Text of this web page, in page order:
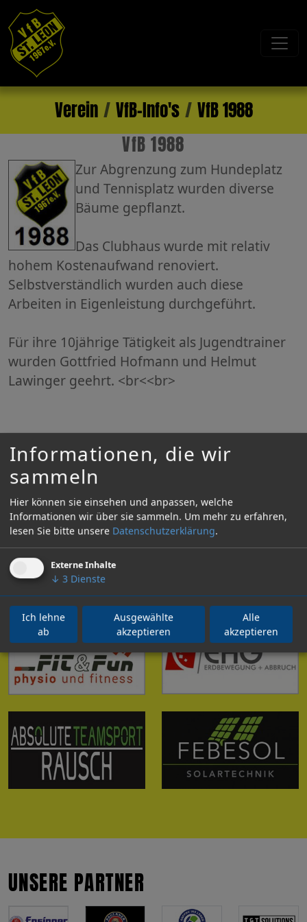
Verein VfB-Info's
VfB 1988
VfB 1988
Zur Abgrenzung zum Hundeplatz
und Tennisplatz wurden diverse
Bäume gepflanzt.
Das Clubhaus wurde mit relativ
hohem Kostenaufwand renoviert.
Selbstverständlich wurden auch diese
Arbeiten in Eigenleistung durchgeführt.
Für ihre 10jährige Tätigkeit als Jugendtrainer
wurden Gottfried Hofmann und Helmut
Lawinger geehrt. <br<<br>
10jährige Tätigkeit als 1. Vorsitzender.
Den4.Platzbelegte der VfB in der Bezirksliga
Heidelberg.
UNSERE PREMIUM SPONSOREN
UNSERE PARTNER
Informationen, die wir
sammeln
Hier können sie einsehen und anpassen, welche
Informationen wir über sie sammeln. Um mehr zu erfahren,
lesen Sie bitte unsere Datenschutzerklärung.
Externe Inhalte
↓ 3 Dienste
Ich lehne
ab
Ausgewählte
akzeptieren
Alle
akzeptieren